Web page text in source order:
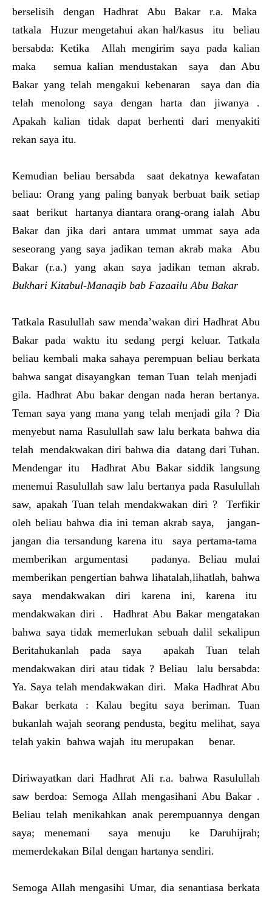
berselisih dengan Hadhrat Abu Bakar r.a. Maka
tatkala Huzur mengetahui akan hal/kasus itu beliau
bersabda: Ketika Allah mengirim saya pada kalian
maka semua kalian mendustakan saya dan Abu
Bakar yang telah mengakui kebenaran saya dan dia
telah menolong saya dengan harta dan jiwanya .
Apakah kalian tidak dapat berhenti dari menyakiti
rekan saya itu.
Kemudian beliau bersabda saat dekatnya kewafatan
beliau: Orang yang paling banyak berbuat baik setiap
saat berikut hartanya diantara orang-orang ialah Abu
Bakar dan jika dari antara ummat ummat saya ada
seseorang yang saya jadikan teman akrab maka Abu
Bakar (r.a.) yang akan saya jadikan teman akrab.
Bukhari Kitabul-Manaqib bab Fazaailu Abu Bakar
Tatkala Rasulullah saw menda’wakan diri Hadhrat Abu
Bakar pada waktu itu sedang pergi keluar. Tatkala
beliau kembali maka sahaya perempuan beliau berkata
bahwa sangat disayangkan teman Tuan telah menjadi
gila. Hadhrat Abu bakar dengan nada heran bertanya.
Teman saya yang mana yang telah menjadi gila ? Dia
menyebut nama Rasulullah saw lalu berkata bahwa dia
telah mendakwakan diri bahwa dia datang dari Tuhan.
Mendengar itu Hadhrat Abu Bakar siddik langsung
menemui Rasulullah saw lalu bertanya pada Rasulullah
saw, apakah Tuan telah mendakwakan diri ? Terfikir
oleh beliau bahwa dia ini teman akrab saya, jangan-
jangan dia tersandung karena itu saya pertama-tama
memberikan argumentasi padanya. Beliau mulai
memberikan pengertian bahwa lihatalah,lihatlah, bahwa
saya mendakwakan diri karena ini, karena itu
mendakwakan diri . Hadhrat Abu Bakar mengatakan
bahwa saya tidak memerlukan sebuah dalil sekalipun
Beritahukanlah pada saya apakah Tuan telah
mendakwakan diri atau tidak ? Beliau lalu bersabda:
Ya. Saya telah mendakwakan diri. Maka Hadhrat Abu
Bakar berkata : Kalau begitu saya beriman. Tuan
bukanlah wajah seorang pendusta, begitu melihat, saya
telah yakin bahwa wajah itu merupakan benar.
Diriwayatkan dari Hadhrat Ali r.a. bahwa Rasulullah
saw berdoa: Semoga Allah mengasihani Abu Bakar .
Beliau telah menikahkan anak perempuannya dengan
saya; menemani saya menuju ke Daruhijrah;
memerdekakan Bilal dengan hartanya sendiri.
Semoga Allah mengasihi Umar, dia senantiasa berkata